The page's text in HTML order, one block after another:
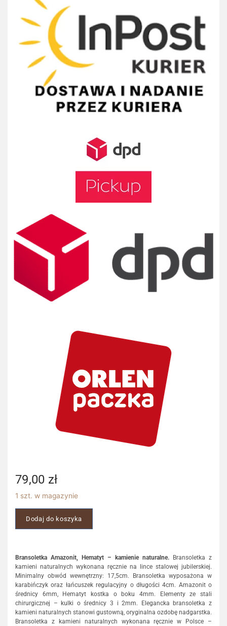
79,00 zł
1 szt. w magazynie
Dodaj do koszyka
Bransoletka Amazonit, Hematyt – kamienie naturalne. Bransoletka z
kamieni naturalnych wykonana ręcznie na lince stalowej jubilerskiej.
Minimalny obwód wewnętrzny: 17,5cm. Bransoletka wyposażona w
karabińczyk oraz łańcuszek regulacyjny o długości 4cm. Amazonit o
średnicy 6mm, Hematyt kostka o boku 4mm. Elementy ze stali
chirurgicznej – kulki o średnicy 3 i 2mm. Elegancka bransoletka z
kamieni naturalnych stanowi gustowną, oryginalna ozdobę nadgarstka.
Bransoletka z kamieni naturalnych wykonana ręcznie w Polsce –